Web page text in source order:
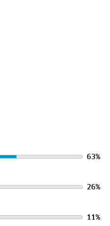
ga in stijl naar de
biologisch katoen
en is
63%
26%
11%